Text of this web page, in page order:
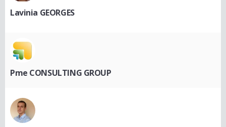
Lavinia GEORGES
Pme CONSULTING GROUP